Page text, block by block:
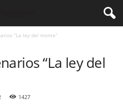
“La ley del monte”
“La ley del
1427